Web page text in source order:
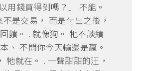
用錢買得到嗎？」 不能。
是交易， 而是付出之後，
饋。 . 就像狗。 牠不談績
、 不問你今天輸還是贏。
牠就在。 . 一聲甜甜的汪，